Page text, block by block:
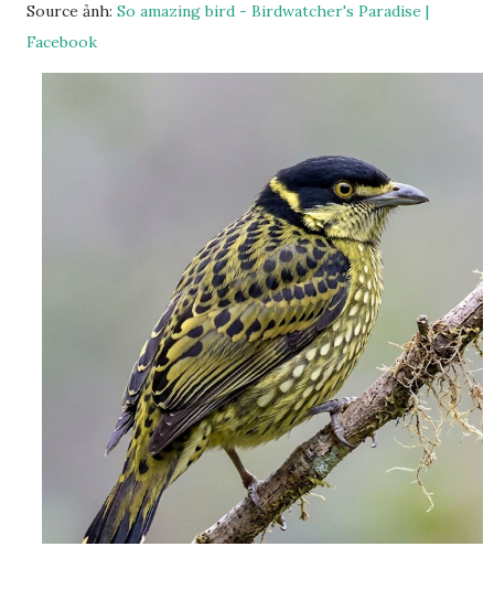
Source ảnh: So amazing bird - Birdwatcher's Paradise |
Facebook